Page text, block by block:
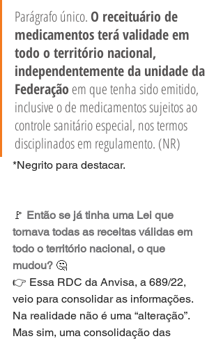
Parágrafo único. O receituário de
medicamentos terá validade em
todo o território nacional,
independentemente da unidade da
Federação em que tenha sido emitido,
inclusive o de medicamentos sujeitos ao
controle sanitário especial, nos termos
disciplinados em regulamento. (NR)
*Negrito para destacar.
🚩 Então se já tinha uma Lei que
tornava todas as receitas válidas em
todo o território nacional, o que
mudou? 🤔
👉 Essa RDC da Anvisa, a 689/22,
veio para consolidar as informações.
Na realidade não é uma “alteração”.
Mas sim, uma consolidação das